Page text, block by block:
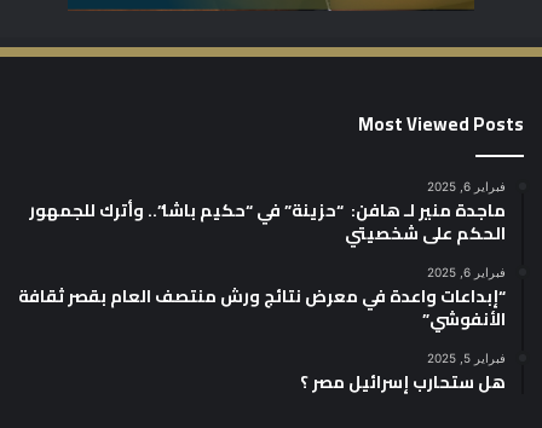
Most Viewed Posts
فبراير 6, 2025
ماجدة منير لـ هافن: “حزينة” في “حكيم باشا”.. وأترك للجمهور
الحكم على شخصيتي
فبراير 6, 2025
“إبداعات واعدة في معرض نتائج ورش منتصف العام بقصر ثقافة
الأنفوشي”
فبراير 5, 2025
هل ستحارب إسرائيل مصر ؟